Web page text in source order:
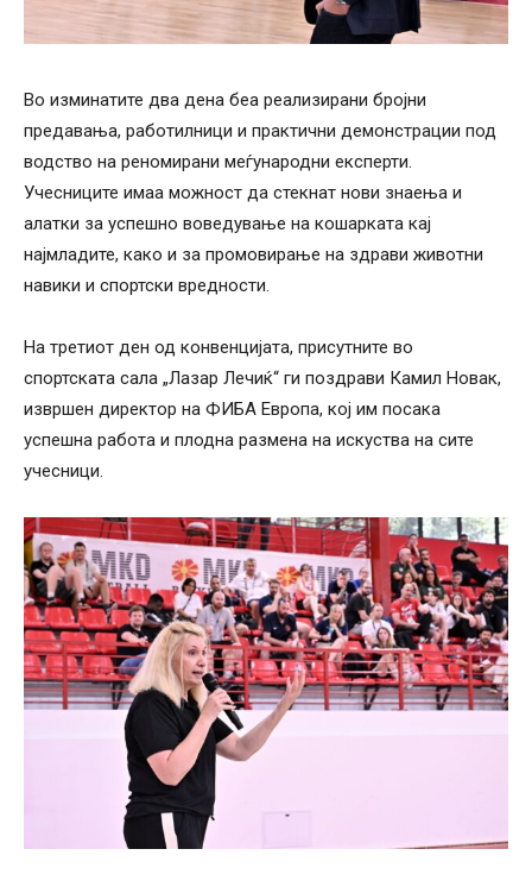
Во изминатите два дена беа реализирани бројни
предавања, работилници и практични демонстрации под
водство на реномирани меѓународни експерти.
Учесниците имаа можност да стекнат нови знаења и
алатки за успешно воведување на кошарката кај
најмладите, како и за промовирање на здрави животни
навики и спортски вредности.
На третиот ден од конвенцијата, присутните во
спортската сала „Лазар Лечиќ“ ги поздрави Камил Новак,
извршен директор на ФИБА Европа, кој им посака
успешна работа и плодна размена на искуства на сите
учесници.